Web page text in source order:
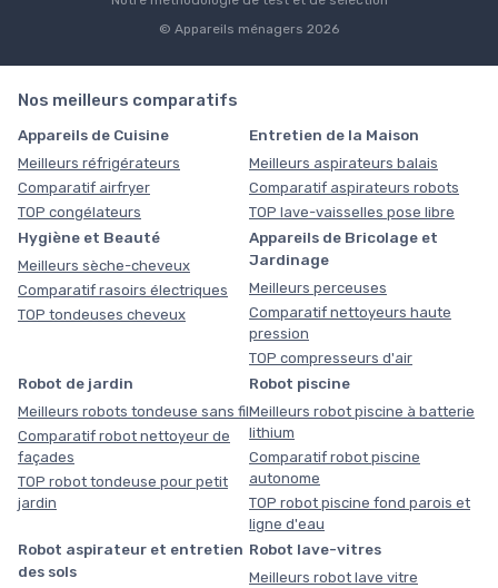
© Appareils ménagers 2026
Nos meilleurs comparatifs
Appareils de Cuisine
Meilleurs réfrigérateurs
Comparatif airfryer
TOP congélateurs
Entretien de la Maison
Meilleurs aspirateurs balais
Comparatif aspirateurs robots
TOP lave-vaisselles pose libre
Hygiène et Beauté
Meilleurs sèche-cheveux
Comparatif rasoirs électriques
TOP tondeuses cheveux
Appareils de Bricolage et
Jardinage
Meilleurs perceuses
Comparatif nettoyeurs haute
pression
TOP compresseurs d'air
Robot de jardin
Meilleurs robots tondeuse sans fil
Comparatif robot nettoyeur de
façades
TOP robot tondeuse pour petit
jardin
Robot piscine
Meilleurs robot piscine à batterie
lithium
Comparatif robot piscine
autonome
TOP robot piscine fond parois et
ligne d'eau
Robot aspirateur et entretien
des sols
Robot lave-vitres
Meilleurs robot lave vitre